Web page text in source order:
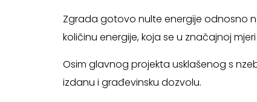
Zgrada gotovo nulte energije odnosno
količinu energije, koja se u značajnoj
Osim glavnog projekta usklašenog s
izdanu i građevinsku dozvolu.